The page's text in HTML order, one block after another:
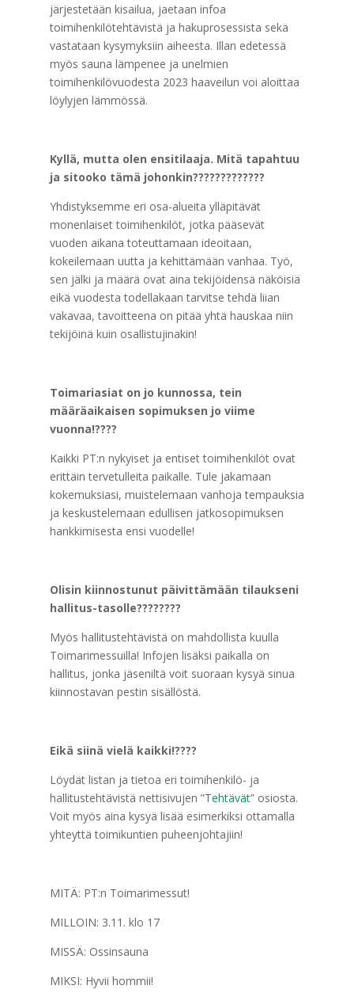
järjestetään kisailua, jaetaan infoa
toimihenkilötehtävistä ja hakuprosessista sekä
vastataan kysymyksiin aiheesta. Illan edetessä
myös sauna lämpenee ja unelmien
toimihenkilövuodesta 2023 haaveilun voi aloittaa
löylyjen lämmössä.
Kyllä, mutta olen ensitilaaja. Mitä tapahtuu
ja sitooko tämä johonkin?????????????
Yhdistyksemme eri osa-alueita ylläpitävät
monenlaiset toimihenkilöt, jotka pääsevät
vuoden aikana toteuttamaan ideoitaan,
kokeilemaan uutta ja kehittämään vanhaa. Työ,
sen jälki ja määrä ovat aina tekijöidensä näköisiä
eikä vuodesta todellakaan tarvitse tehdä liian
vakavaa, tavoitteena on pitää yhtä hauskaa niin
tekijöinä kuin osallistujinakin!
Toimariasiat on jo kunnossa, tein
määräaikaisen sopimuksen jo viime
vuonna!????
Kaikki PT:n nykyiset ja entiset toimihenkilöt ovat
erittäin tervetulleita paikalle. Tule jakamaan
kokemuksiasi, muistelemaan vanhoja tempauksia
ja keskustelemaan edullisen jatkosopimuksen
hankkimisesta ensi vuodelle!
Olisin kiinnostunut päivittämään tilaukseni
hallitus-tasolle????????
Myös hallitustehtävistä on mahdollista kuulla
Toimarimessuilla! Infojen lisäksi paikalla on
hallitus, jonka jäseniltä voit suoraan kysyä sinua
kiinnostavan pestin sisällöstä.
Eikä siinä vielä kaikki!????
Löydät listan ja tietoa eri toimihenkilö- ja
hallitustehtävistä nettisivujen ”Tehtävät” osiosta.
Voit myös aina kysyä lisää esimerkiksi ottamalla
yhteyttä toimikuntien puheenjohtajiin!
MITÄ: PT:n Toimarimessut!
MILLOIN: 3.11. klo 17
MISSÄ: Ossinsauna
MIKSI: Hyvii hommii!